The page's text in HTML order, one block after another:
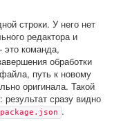
строки. У него нет
редактора и
команда,
обработки
путь к новому
оригинала. Такой
сразу видно
package.json .